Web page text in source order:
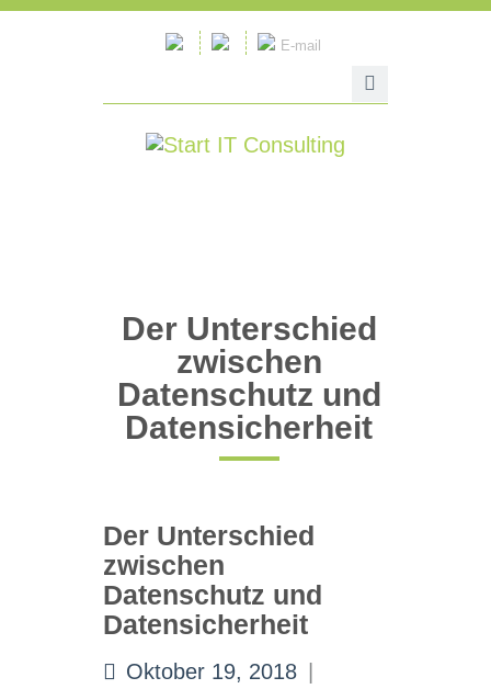
E-mail
Der Unterschied
zwischen
Datenschutz und
Datensicherheit
Der Unterschied
zwischen
Datenschutz und
Datensicherheit
Oktober 19, 2018